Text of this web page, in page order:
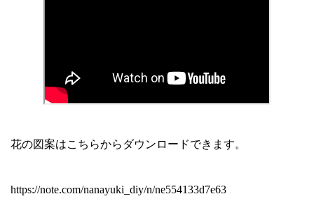
花の図案はこちらからダウンロードできます。
https://note.com/nanayuki_diy/n/ne554133d7e63